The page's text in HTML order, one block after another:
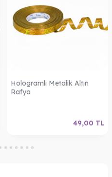
Hologramlı Metalik Altın
Rafya
49,00 TL